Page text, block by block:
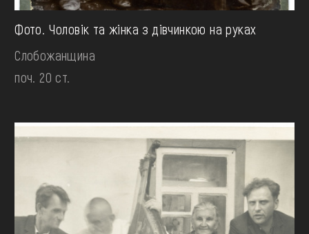
Фото. Чоловік та жінка з дівчинкою на руках
Слобожанщина
поч. 20 ст.